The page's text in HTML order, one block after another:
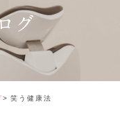
グ
笑う健康法